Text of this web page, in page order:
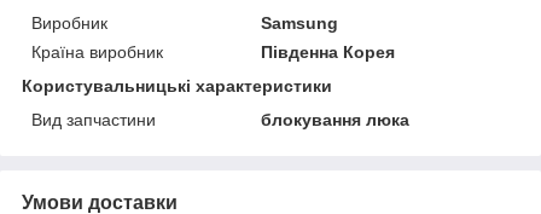
Виробник
Samsung
Країна виробник
Південна Корея
Користувальницькі характеристики
Вид запчастини
блокування люка
Умови доставки